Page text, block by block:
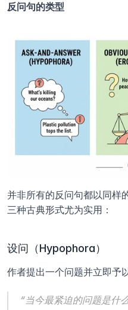
反问句的类型
并非所有的反问句都以同样
三种古典形式尤为实用：
设问（Hypophora）
作者提出一个问题并立即予
“当今最紧迫的问题是什